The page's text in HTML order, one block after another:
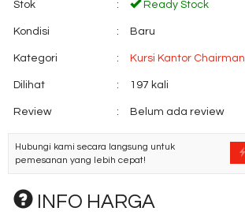
Stok : Ready Stock
Kondisi : Baru
Kategori : Kursi Kantor Chairman
Dilihat : 197 kali
Review : Belum ada review
Hubungi kami secara langsung untuk
pemesanan yang lebih cepat!
INFO HARGA